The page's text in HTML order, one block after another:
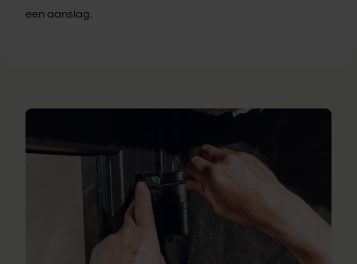
een aanslag.